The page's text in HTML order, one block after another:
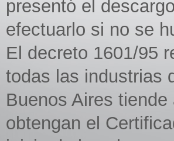
presentó el
efectuarlo si no se
El decreto 1601/95
todas las industrias
Buenos Aires
obtengan el